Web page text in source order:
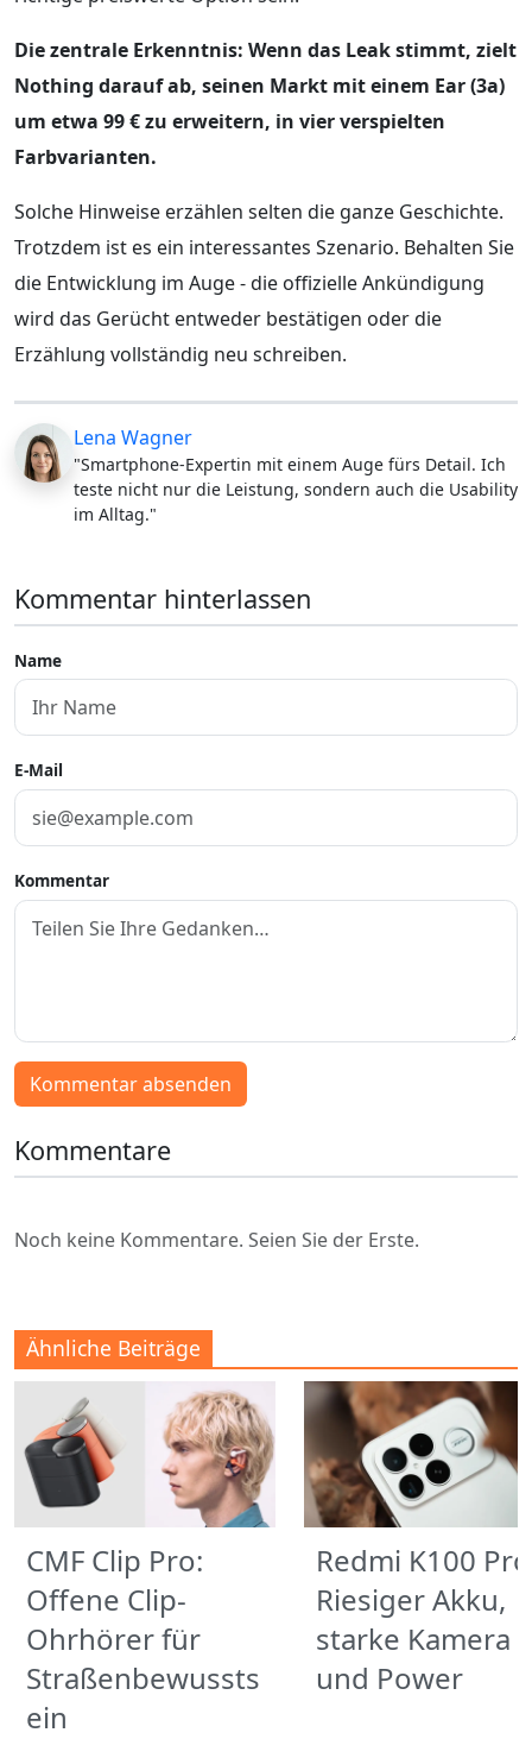
Die zentrale Erkenntnis: Wenn das Leak stimmt, zielt
Nothing darauf ab, seinen Markt mit einem Ear (3a)
um etwa 99 € zu erweitern, in vier verspielten
Farbvarianten.
Solche Hinweise erzählen selten die ganze Geschichte.
Trotzdem ist es ein interessantes Szenario. Behalten Sie
die Entwicklung im Auge - die offizielle Ankündigung
wird das Gerücht entweder bestätigen oder die
Erzählung vollständig neu schreiben.
Lena Wagner
"Smartphone-Expertin mit einem Auge fürs Detail. Ich
teste nicht nur die Leistung, sondern auch die Usability
im Alltag."
Kommentar hinterlassen
Name
E-Mail
Kommentar
Kommentar absenden
Kommentare
Noch keine Kommentare. Seien Sie der Erste.
Ähnliche Beiträge
CMF Clip Pro:
Offene Clip-
Ohrhörer für
Straßenbewussts
ein
Redmi K100
Riesiger Akku,
starke Kamera
und Power